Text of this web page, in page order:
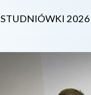
STUDNIÓWKI 2026